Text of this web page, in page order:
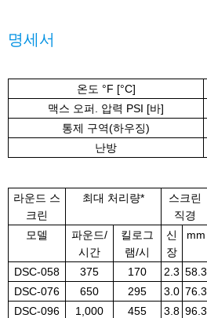
명세서
온도 °F [°C]
맥스 오퍼. 압력 PSI [바]
통제 구역(하우징)
난방
라운드 스
크린
최대 처리량*
스크린
직경
모델
파운드/
시간
킬로그
램/시
신
장
mm
DSC-058
375 170 2.3 58.3
DSC-076
650 295 3.0 76.3
DSC-096
1,000 455 3.8 96.3